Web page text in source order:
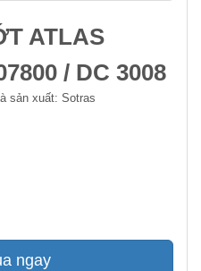
ATLAS
/ DC 3008
sản xuất: Sotras
ngay